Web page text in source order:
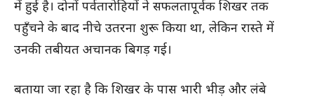
में हुई है। दोनों पर्वतारोहियों ने सफलतापूर्वक शिखर तक
पहुँचने के बाद नीचे उतरना शुरू किया था, लेकिन रास्ते में
उनकी तबीयत अचानक बिगड़ गई।
बताया जा रहा है कि शिखर के पास भारी भीड़ और लंबे